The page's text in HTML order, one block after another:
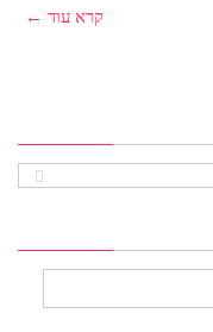
קרא עוד ←